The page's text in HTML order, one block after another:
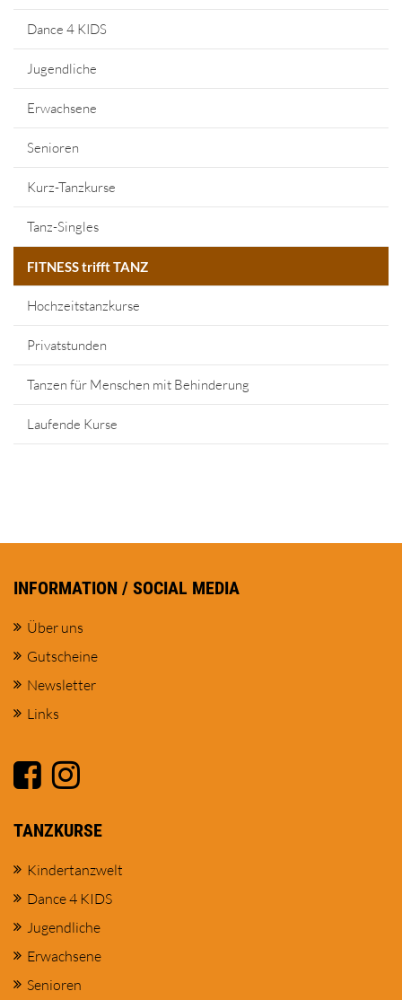
Dance 4 KIDS
Jugendliche
Erwachsene
Senioren
Kurz-Tanzkurse
Tanz-Singles
FITNESS trifft TANZ
Hochzeitstanzkurse
Privatstunden
Tanzen für Menschen mit Behinderung
Laufende Kurse
INFORMATION / SOCIAL MEDIA
Über uns
Gutscheine
Newsletter
Links
TANZKURSE
Kindertanzwelt
Dance 4 KIDS
Jugendliche
Erwachsene
Senioren